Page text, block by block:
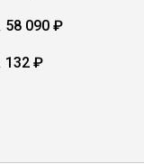
58 090 ₽
132 ₽